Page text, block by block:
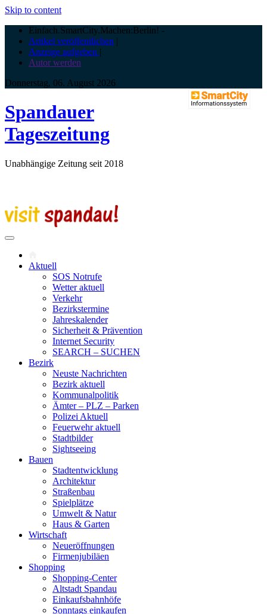
Skip to content
Einfach.SmartCity.Machen:Berlin! -
Artikel veröffentlichen |
Anzeige aufgeben |
Autor werden
Donnerstag, 06. August 2026
Spandauer
Tageszeitung
Unabhängige Zeitung seit 2018
Aktuell
SOS Notrufe
Wetter aktuell
Verkehr
Bezirkstermine
Jahreskalender
Sicherheit & Prävention
Internet Security
SEARCH – SUCHEN
Bezirk
Neuste Nachrichten
Bezirk aktuell
Kommunalpolitik
Ämter – PLZ – Parken
Polizei Aktuell
Feuerwehr aktuell
Stadtbilder
Sightseeing
Bauen
Stadtentwicklung
Architektur
Straßenbau
Spielplätze
Umwelt & Natur
Haus & Garten
Wirtschaft
Neueröffnungen
Firmenjubiläen
Shopping
Shopping-Center
Altstadt Spandau
Einkaufsbahnhöfe
Sonntags einkaufen